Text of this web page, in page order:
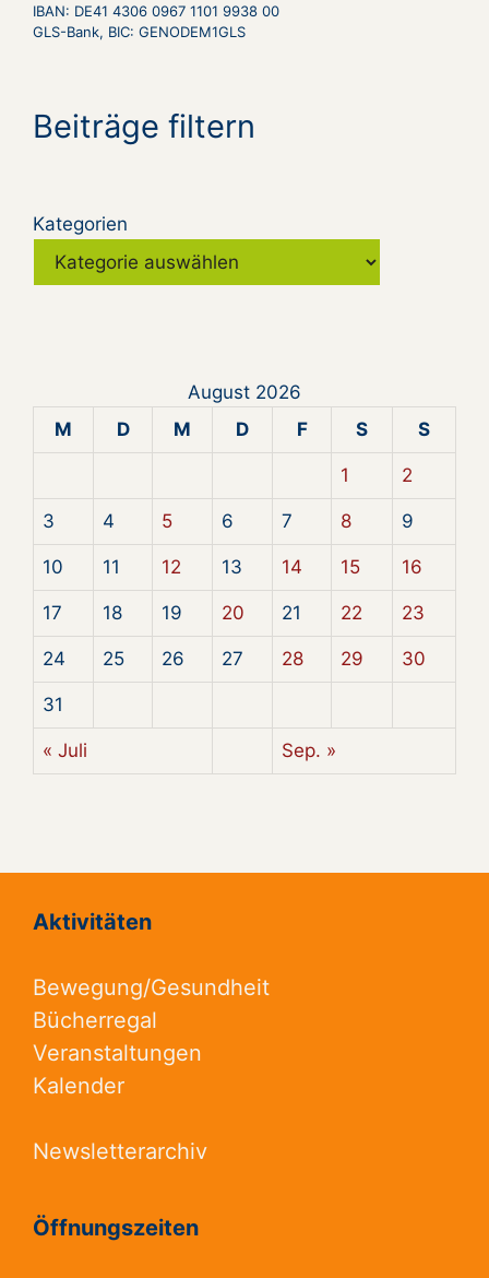
IBAN: DE41 4306 0967 1101 9938 00
GLS-Bank, BIC: GENODEM1GLS
Beiträge filtern
Kategorien
August 2026
M
D M D F S S
1 2
3 4 5 6 7 8 9
10 11 12 13 14 15 16
17 18 19 20 21 22 23
24 25 26 27 28 29 30
31
« Juli Sep. »
Aktivitäten
Bewegung/Gesundheit
Bücherregal
Veranstaltungen
Kalender
Newsletterarchiv
Öffnungszeiten